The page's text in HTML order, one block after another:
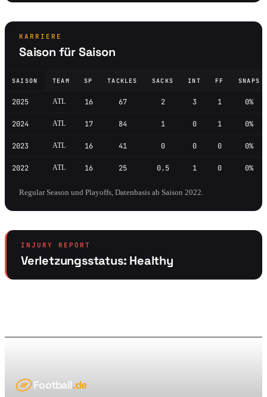
KARRIERE
Saison für Saison
SAISON TEAM SP TACKLES SACKS INT FF SNAPS
2025 ATL 16 67 2 3 1 0%
2024 ATL 17 84 1 0 1 0%
2023 ATL 16 41 0 0 0 0%
2022 ATL 16 25 0.5 1 0 0%
Regular Season und Playoffs, Datenbasis ab Saison 2022.
INJURY REPORT
Verletzungsstatus: Healthy
Football.de